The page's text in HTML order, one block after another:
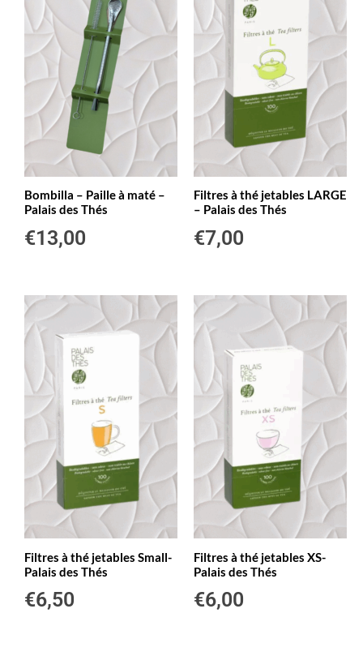
Bombilla – Paille à maté –
Palais des Thés
€13,00
Filtres à thé jetables LARGE
– Palais des Thés
€7,00
Filtres à thé jetables Small-
Palais des Thés
€6,50
Filtres à thé jetables XS-
Palais des Thés
€6,00